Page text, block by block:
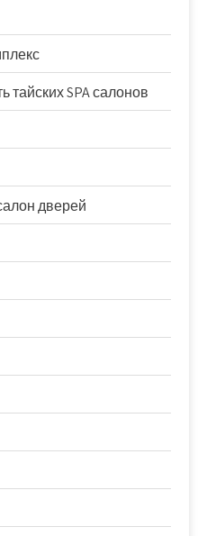
тайских SPA салонов
дверей